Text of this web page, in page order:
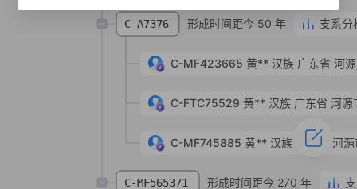
C-A7376 形成时间距今 50 年 支系分
C-MF565371 形成时间距今 270 年
C-MF423665 黄** 汉族 广东省 河
C-FTC75529 黄** 汉族 广东省 河源
C-MF745885 黄** 汉族 广东省 河